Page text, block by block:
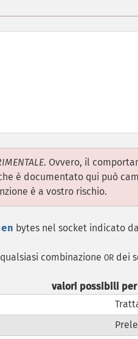
. Ovvero, il
è documentato qui può
è a vostro rischio.
bytes nel socket indicato da
combinazione OR dei
valori possibili per